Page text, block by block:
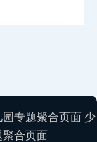
园专题聚合页面 少
聚合页面